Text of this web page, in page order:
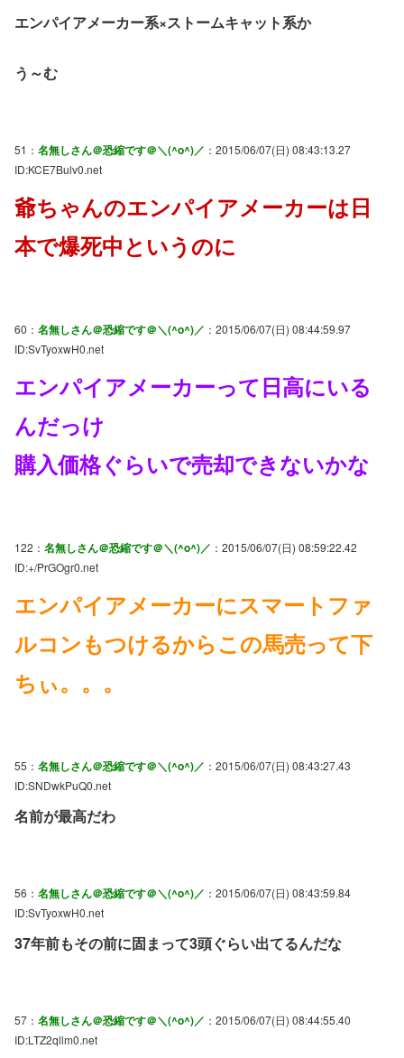
エンパイアメーカー系×ストームキャット系か
う～む
51： 名無しさん＠恐縮です＠＼(^o^)／ ：2015/06/07(日) 08:43:13.27
ID:KCE7Bulv0.net
爺ちゃんのエンパイアメーカーは日
本で爆死中というのに
60： 名無しさん＠恐縮です＠＼(^o^)／ ：2015/06/07(日) 08:44:59.97
ID:SvTyoxwH0.net
エンパイアメーカーって日高にいる
んだっけ
購入価格ぐらいで売却できないかな
122： 名無しさん＠恐縮です＠＼(^o^)／ ：2015/06/07(日) 08:59:22.42
ID:+/PrGOgr0.net
エンパイアメーカーにスマートファ
ルコンもつけるからこの馬売って下
ちぃ。。。
55： 名無しさん＠恐縮です＠＼(^o^)／ ：2015/06/07(日) 08:43:27.43
ID:SNDwkPuQ0.net
名前が最高だわ
56： 名無しさん＠恐縮です＠＼(^o^)／ ：2015/06/07(日) 08:43:59.84
ID:SvTyoxwH0.net
37年前もその前に固まって3頭ぐらい出てるんだな
57： 名無しさん＠恐縮です＠＼(^o^)／ ：2015/06/07(日) 08:44:55.40
ID:LTZ2qllm0.net